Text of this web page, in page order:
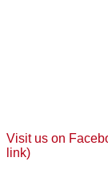
Visit us on
link)